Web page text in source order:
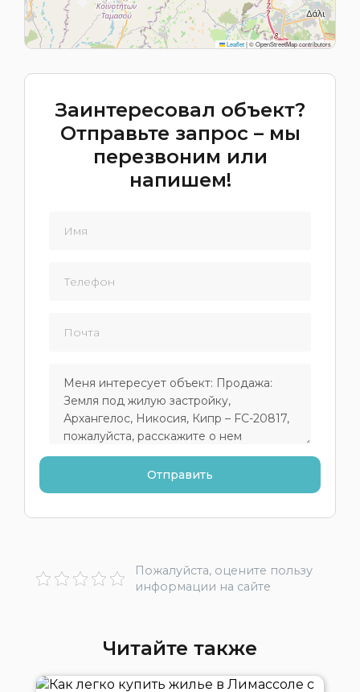
Leaflet|© OpenStreetMap contributors
Заинтересовал объект?
Отправьте запрос – мы
перезвоним или
напишем!
Пожалуйста, оцените пользу
информации на сайте
Читайте также